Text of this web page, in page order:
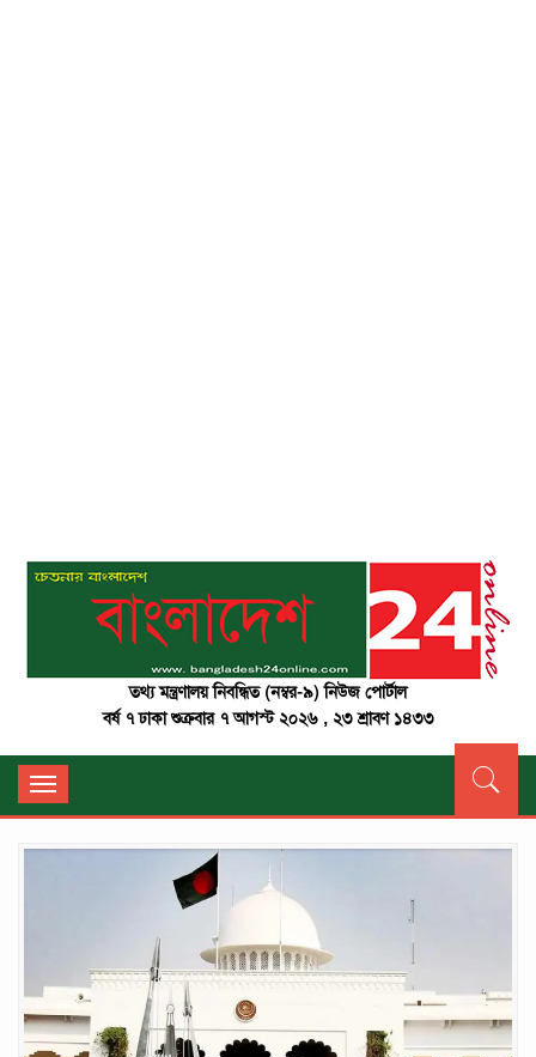
তথ্য মন্ত্রণালয় নিবন্ধিত (নম্বর-৯) নিউজ পোর্টাল
বর্ষ ৭ ঢাকা শুক্রবার ৭ আগস্ট ২০২৬ , ২৩ শ্রাবণ ১৪৩৩
Toggle
navigation